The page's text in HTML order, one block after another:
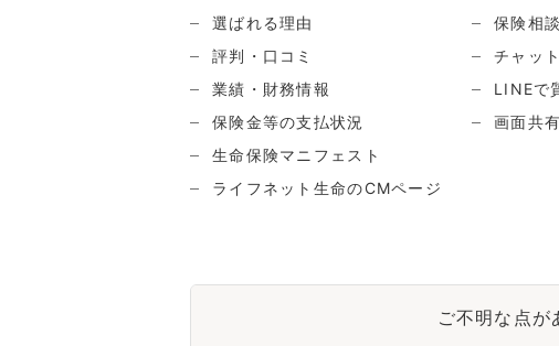
選ばれる理由
評判・口コミ
業績・財務情報
保険金等の支払状況
生命保険マニフェスト
ライフネット生命のCMページ
保険相
チャッ
LINEで
画面共
ご不明な点が